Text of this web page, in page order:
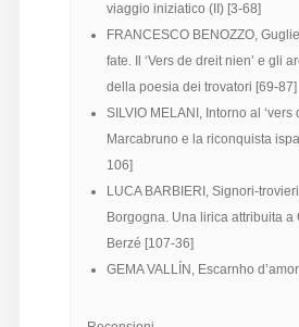
Seminario
direzione@medioevoromanzo.it
viaggio iniziatico (II) [3-68]
FRANCESCO BENOZZO,
fate. Il ‘Vers de dreit nien’ e gli
della poesia dei trovatori [69-87]
SILVIO MELANI, Intorno al ‘vers
Marcabruno e la riconquista
106]
LUCA BARBIERI, Signori-
Borgogna. Una lirica attribuita a
Berzé [107-36]
GEMA VALLÍN, Escarnho